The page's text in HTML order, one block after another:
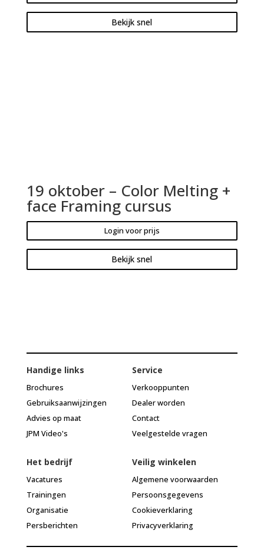
Bekijk snel
19 oktober – Color Melting +
face Framing cursus
Login voor prijs
Bekijk snel
Handige links
Brochures
Gebruiksaanwijzingen
Advies op maat
JPM Video's
Service
Verkooppunten
Dealer worden
Contact
Veelgestelde vragen
Het bedrijf
Vacatures
Trainingen
Organisatie
Persberichten
Veilig winkelen
Algemene voorwaarden
Persoonsgegevens
Cookieverklaring
Privacyverklaring